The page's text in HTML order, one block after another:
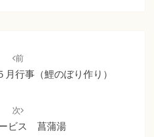
前
行事（鯉のぼり作り）
次
ビス 菖蒲湯